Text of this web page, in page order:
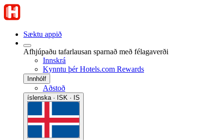
Sæktu appið
Afhjúpaðu tafarlausan sparnað með félagaverði
Innskrá
Kynntu þér Hotels.com Rewards
Innhólf
Aðstoð
íslenska · ISK · IS